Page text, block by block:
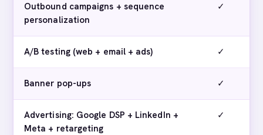
Outbound campaigns + sequence
personalization
✓
A/B testing (web + email + ads) ✓
Banner pop-ups ✓
Advertising: Google DSP + LinkedIn +
Meta + retargeting
✓